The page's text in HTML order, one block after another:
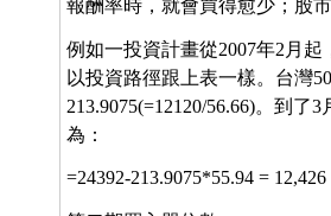
報酬率時，就會買得愈少；股
例如一投資計畫從2007年2月
以投資路徑跟上表一樣。台灣
213.9075(=12120/56.66)。到
為：
=24392-213.9075*55.94 = 12,426